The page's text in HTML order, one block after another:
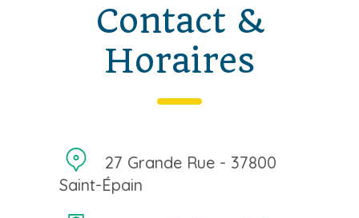
Contact &
Horaires
27 Grande Rue - 37800
Saint-Épain